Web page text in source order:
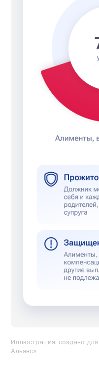
Иллюстрация: создано
Альянс»